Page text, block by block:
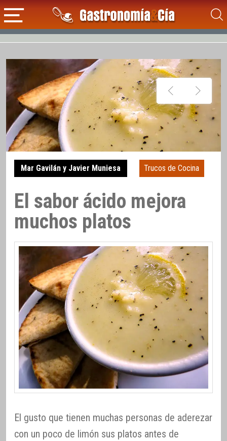
Mar Gavilán y Javier Muniesa Trucos de Cocina
El sabor ácido mejora
muchos platos
El gusto que tienen muchas personas de aderezar
con un poco de limón sus platos antes de